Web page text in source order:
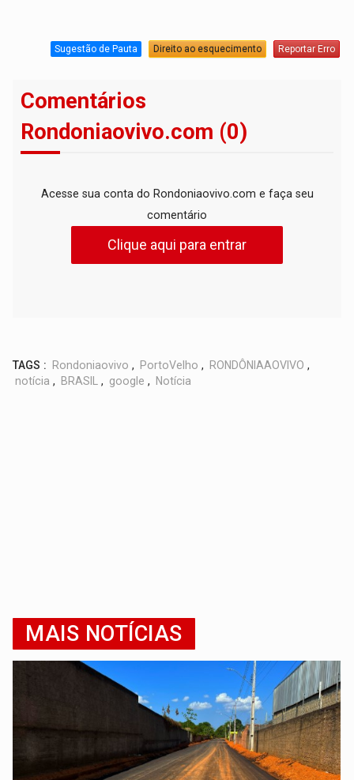
Sugestão de Pauta Direito ao esquecimento Reportar Erro
Comentários
Rondoniaovivo.com (0)
Acesse sua conta do Rondoniaovivo.com e faça seu
comentário
Clique aqui para entrar
TAGS : Rondoniaovivo , PortoVelho , RONDÔNIAAOVIVO ,
notícia , BRASIL , google , Notícia
MAIS NOTÍCIAS